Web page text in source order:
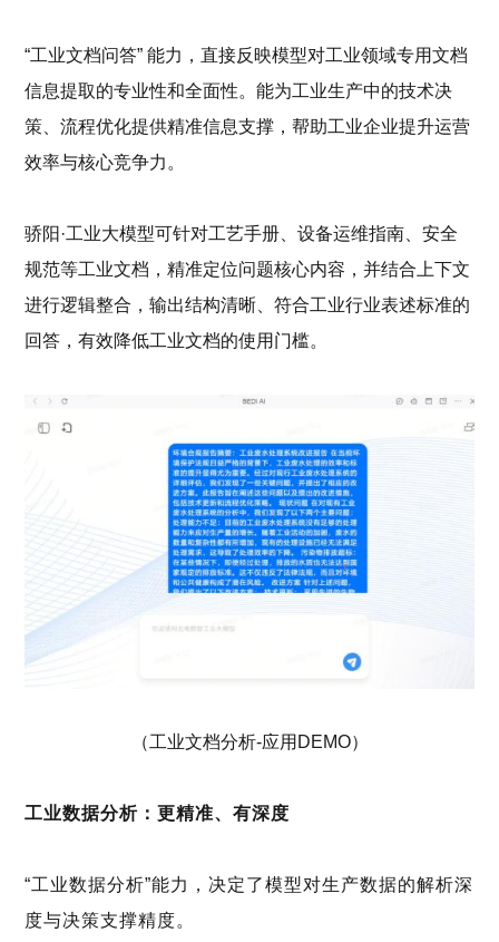
“工业文档问答” 能力，直接反映模型对工业领域专用文档
信息提取的专业性和全面性。能为工业生产中的技术决
策、流程优化提供精准信息支撑，帮助工业企业提升运营
效率与核心竞争力。
骄阳 ·工业大模型可针对工艺手册、设备运维指南、安全
规范等工业文档，精准定位问题核心内容，并结合上下文
进行逻辑整合，输出结构清晰、符合工业行业表述标准的
回答 ，有效降低工业文档的使用门槛。
（工业文档分析-应用DEMO）
工业数据分析：更精准、有深度
“工业数据分析”能力， 决定了模型对生产数据的解析深
度与决策支撑精度。